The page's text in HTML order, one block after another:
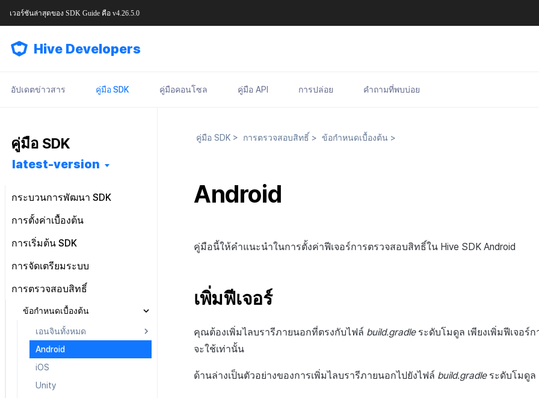
เวอร์ชันล่าสุดของ SDK Guide คือ v4.26.5.0
Hive Developers
อัปเดตข่าวสาร คู่มือ SDK คู่มือคอนโซล คู่มือ API การปล่อย คำถามที่พบบ่อย
คู่มือ SDK
latest-version
กระบวนการพัฒนา SDK
เริ่มต้นใช้งาน
การติดตั้งล่วงหน้า
iOS
Cocos2d-x
Unity
Unreal Engine 4
Unreal Engine 5
Android
iOS
Cocos2d-x
Unity
Unreal Engine 4
Unreal Engine 5
หลังการติดตั้ง
Android
iOS
Cocos2d-x
Unity
Unreal Engine 4
การติดตั้งฟีเจอร์
iOS
Cocos2d-x
Unity
Unreal Engine 4
Unreal Engine 5
Android
iOS
Cocos2d-x
Unreal Engine 4
Unreal Engine 5
การกำหนดค่าที่เฉพาะเจาะจงกับ
Cocos2d-x
Unity
Unreal Engine 4
Unreal Engine 5
iOS
Cocos2d-x
Unity
Unreal Engine 4
การสร้างแอป
Android
iOS
Unity Android
แอปบริการ
การตั้งค่าเบื้องต้น
ไฟล์การตั้งค่า
Unity
Unreal
การเริ่มต้น SDK
การจัดเตรียมระบบ
ข้อกำหนด
ป๊อปอัปการแจ้งเตือน
การแจ้งเตือนทั่วไป
การบำรุงรักษาเซิร์ฟเวอร์
ข้อกำหนดการปฏิบัติตาม
กฎหมาย
ข้อกำหนดการปฏิบัติตาม
การตรวจสอบสิทธิ์
ข้อกำหนดเบื้องต้น
เอนจินทั้งหมด
การป้อนคีย์ตาม IdP
การตั้งค่าเพิ่มเติมตาม IdP
Android
iOS
Unity
คู่มือ SDK > การตรวจสอบสิทธิ์ > ข้อกำหนดเบื้องต้น >
Android
คู่มือนี้ให้คำแนะนำในการตั้งค่าฟีเจอร์การตรวจสอบสิทธิ์ใน Hive SDK Android
เพิ่มฟีเจอร์
คุณต้องเพิ่มไลบรารีภายนอกที่ตรงกับไฟล์ build.gradleระดับโมดูล เพียงเพิ่มฟีเจอร์
จะใช้เท่านั้น
ด้านล่างเป็นตัวอย่างของการเพิ่มไลบรารีภายนอกไปยังไฟล์ build.gradleระดับโมดูล